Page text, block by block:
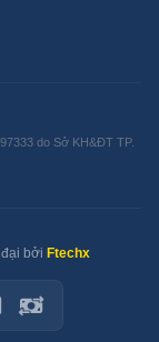
do Sở KH&ĐT TP.
bởi Ftechx